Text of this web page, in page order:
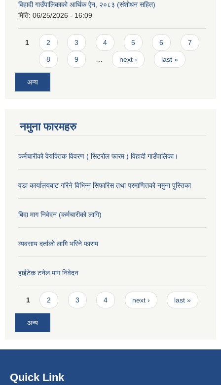
विहादी गाउँपालिकाको आर्थिक ऐन, २०८३ (संशोधन सहित)
मिति: 06/25/2026 - 16:09
Pages
1 2 3 4 5 6 7
8 9 next › last »
अन्य
नमुना फारमहरु
कर्मचारीको वैयक्तिक विवरण ( सिटरोल फारम ) विहादी गाउँपालिका।
वडा कार्यालयबाट गरिने विभिन्न सिफारिस तथा प्रमाणितको नमुना पुस्तिका
बिदा माग निवेदन (कर्मचारीको लागि)
व्यवसाय दर्ताको लागि भरिने फाराम
हाईटेक टनेल माग निवेदन
Pages
1 2 3 4 next › last »
अन्य
Quick Link